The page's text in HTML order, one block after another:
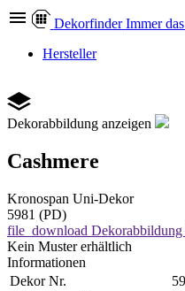
Dekorfinder Immer
Hersteller
Dekorabbildung anzeigen
Cashmere
Kronospan Uni-Dekor
5981 (PD)
file_download Dekorabbildung
Kein Muster erhältlich
Informationen
Dekor Nr.